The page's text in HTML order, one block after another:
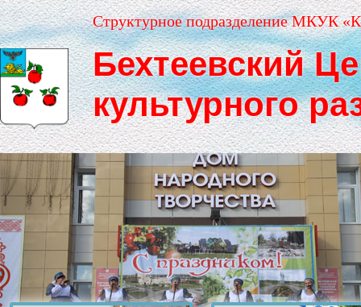
Структурное подразделение МКУК
Бехтеевский
культурного